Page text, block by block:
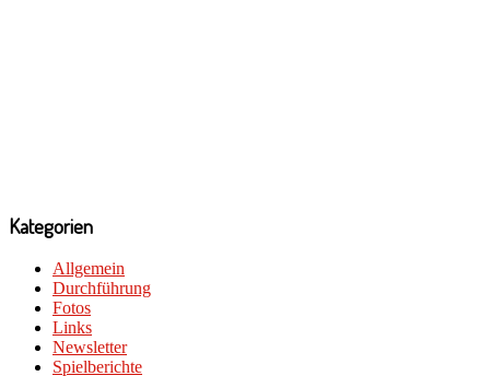
Kategorien
Allgemein
Durchführung
Fotos
Links
Newsletter
Spielberichte